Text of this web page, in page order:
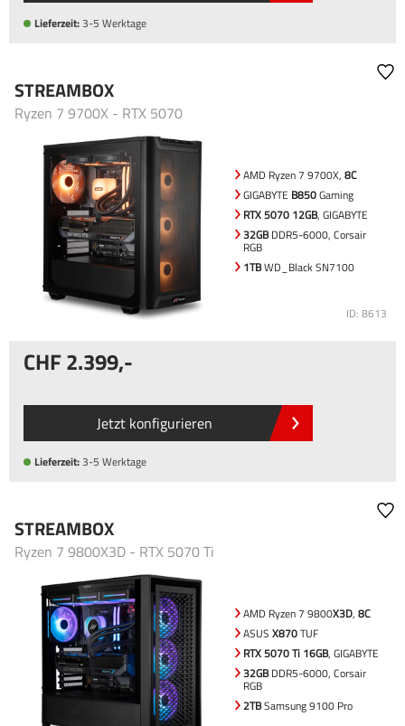
Lieferzeit:3-5 Werktage
STREAMBOX
Ryzen 7 9700X - RTX 5070
AMD Ryzen 7 9700X, 8C
GIGABYTE B850Gaming
RTX 5070 12GB, GIGABYTE
32GBDDR5-6000, Corsair
RGB
1TBWD_Black SN7100
ID: 8613
2.399,-
Jetzt konfigurieren
Lieferzeit:3-5 Werktage
STREAMBOX
Ryzen 7 9800X3D - RTX 5070 Ti
AMD Ryzen 7 9800X3D, 8C
ASUS X870TUF
RTX 5070 Ti 16GB, GIGABYTE
32GBDDR5-6000, Corsair
RGB
2TBSamsung 9100 Pro